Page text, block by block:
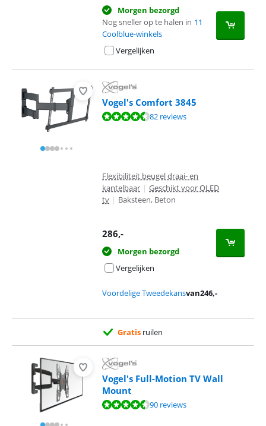
Morgen bezorgd
Nog sneller op te halen in 11
Coolblue-winkels
Vergelijken
Vogel's Comfort 3845
Beoordeling is 9,1 van de 10, gebaseerd op 82 reviews.
82 reviews
Flexibiliteit beugel draai- en
kantelbaar | Geschikt voor OLED
tv | Baksteen, Beton
286,-
Morgen bezorgd
Vergelijken
Voordelige Tweedekansvan246,-
Gratis ruilen
Vogel's Full-Motion TV Wall
Mount
Beoordeling is 8,8 van de 10, gebaseerd op 90 reviews.
90 reviews